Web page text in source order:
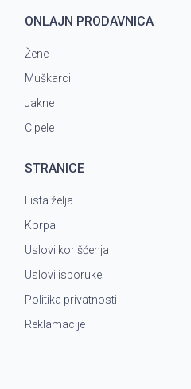
ONLAJN PRODAVNICA
Žene
Muškarci
Jakne
Cipele
STRANICE
Lista želja
Korpa
Uslovi korišćenja
Uslovi isporuke
Politika privatnosti
Reklamacije